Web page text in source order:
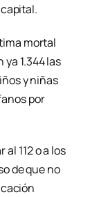
mortal
1.344 las
y niñas
por
112 o a los
de que no